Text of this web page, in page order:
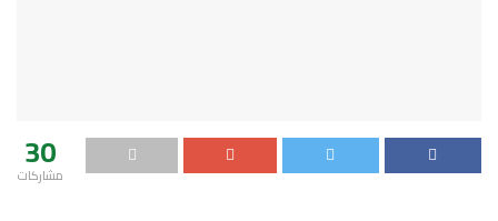
30
مشاركات